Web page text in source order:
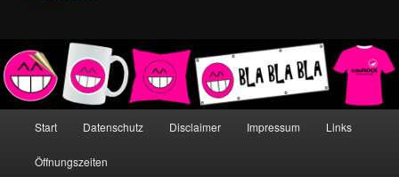
Start Datenschutz Disclaimer Impressum Links
Öffnungszeiten